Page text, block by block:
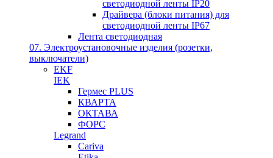
светодиодной ленты IP20
Драйвера (блоки питания) для
светодиодной ленты IP67
Лента светодиодная
07. Электроустановочные изделия (розетки,
выключатели)
EKF
IEK
Гермес PLUS
КВАРТА
ОКТАВА
ФОРС
Legrand
Cariva